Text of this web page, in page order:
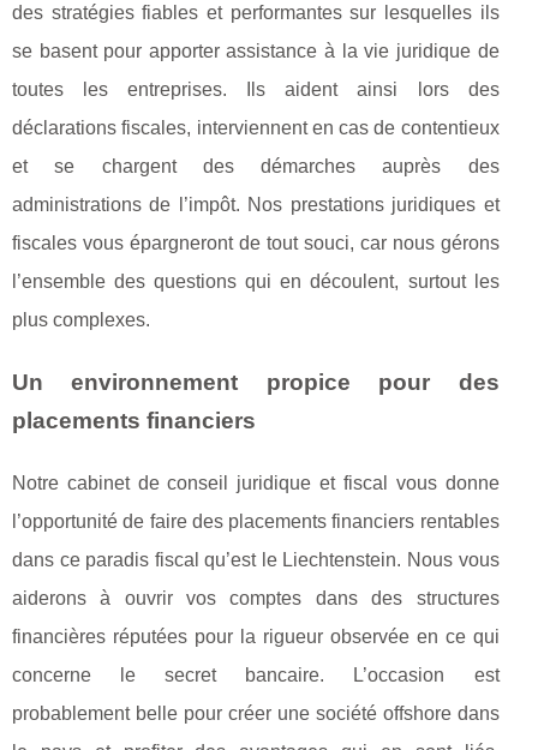
des stratégies fiables et performantes sur lesquelles ils
se basent pour apporter assistance à la vie juridique de
toutes les entreprises. Ils aident ainsi lors des
déclarations fiscales, interviennent en cas de contentieux
et se chargent des démarches auprès des
administrations de l’impôt. Nos prestations juridiques et
fiscales vous épargneront de tout souci, car nous gérons
l’ensemble des questions qui en découlent, surtout les
plus complexes.
Un environnement propice pour des
placements financiers
Notre cabinet de conseil juridique et fiscal vous donne
l’opportunité de faire des placements financiers rentables
dans ce paradis fiscal qu’est le Liechtenstein. Nous vous
aiderons à ouvrir vos comptes dans des structures
financières réputées pour la rigueur observée en ce qui
concerne le secret bancaire. L’occasion est
probablement belle pour créer une société offshore dans